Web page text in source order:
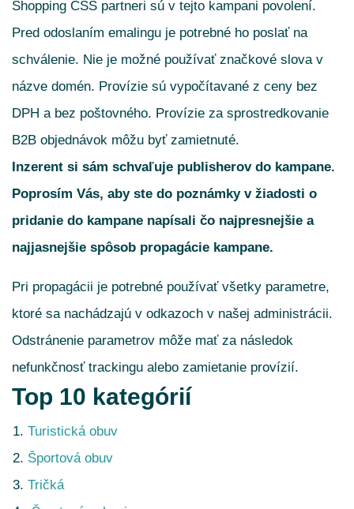
Shopping CSS partneri sú v tejto kampani povolení.
Pred odoslaním emalingu je potrebné ho poslať na
schválenie. Nie je možné používať značkové slova v
názve domén. Provízie sú vypočítavané z ceny bez
DPH a bez poštovného. Provízie za sprostredkovanie
B2B objednávok môžu byť zamietnuté.
Inzerent si sám schvaľuje publisherov do kampane.
Poprosím Vás, aby ste do poznámky v žiadosti o
pridanie do kampane napísali čo najpresnejšie a
najjasnejšie spôsob propagácie kampane.
Pri propagácii je potrebné používať všetky parametre,
ktoré sa nachádzajú v odkazoch v našej administrácii.
Odstránenie parametrov môže mať za následok
nefunkčnosť trackingu alebo zamietanie provízií.
Top 10 kategórií
Turistická obuv
Športová obuv
Tričká